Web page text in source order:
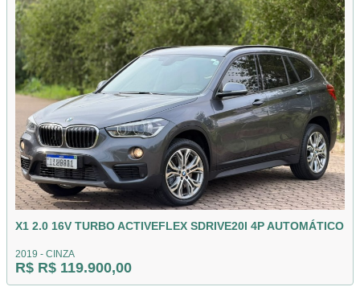
X1 2.0 16V TURBO ACTIVEFLEX SDRIVE20I 4P AUTOMÁTICO
2019 - CINZA
R$ R$ 119.900,00